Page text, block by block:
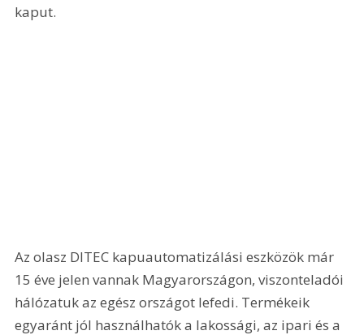
kaput.
Az olasz DITEC kapuautomatizálási eszközök már
15 éve jelen vannak Magyarországon, viszonteladói
hálózatuk az egész országot lefedi. Termékeik
egyaránt jól használhatók a lakossági, az ipari és a